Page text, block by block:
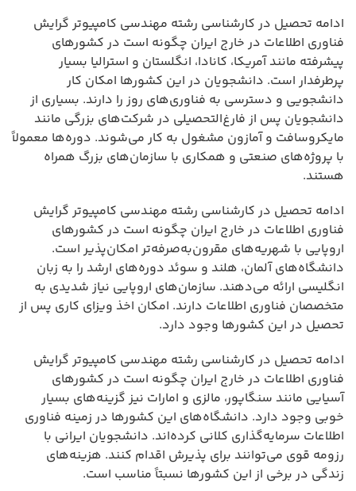
ادامه تحصیل در کارشناسی رشته مهندسی کامپیوتر گرایش
فناوری اطلاعات در خارج ایران چگونه است در کشورهای
پیشرفته مانند آمریکا، کانادا، انگلستان و استرالیا بسیار
پرطرفدار است. دانشجویان در این کشورها امکان کار
دانشجویی و دسترسی به فناوری‌های روز را دارند. بسیاری از
دانشجویان پس از فارغ‌التحصیلی در شرکت‌های بزرگی مانند
مایکروسافت و آمازون مشغول به کار می‌شوند. دوره‌ها معمولاً
با پروژه‌های صنعتی و همکاری با سازمان‌های بزرگ همراه
هستند.
ادامه تحصیل در کارشناسی رشته مهندسی کامپیوتر گرایش
فناوری اطلاعات در خارج ایران چگونه است در کشورهای
اروپایی با شهریه‌های مقرون‌به‌صرفه‌تر امکان‌پذیر است.
دانشگاه‌های آلمان، هلند و سوئد دوره‌های ارشد را به زبان
انگلیسی ارائه می‌دهند. سازمان‌های اروپایی نیاز شدیدی به
متخصصان فناوری اطلاعات دارند. امکان اخذ ویزای کاری پس از
تحصیل در این کشورها وجود دارد.
ادامه تحصیل در کارشناسی رشته مهندسی کامپیوتر گرایش
فناوری اطلاعات در خارج ایران چگونه است در کشورهای
آسیایی مانند سنگاپور، مالزی و امارات نیز گزینه‌های بسیار
خوبی وجود دارد. دانشگاه‌های این کشورها در زمینه فناوری
اطلاعات سرمایه‌گذاری کلانی کرده‌اند. دانشجویان ایرانی با
رزومه قوی می‌توانند برای پذیرش اقدام کنند. هزینه‌های
زندگی در برخی از این کشورها نسبتاً مناسب است.